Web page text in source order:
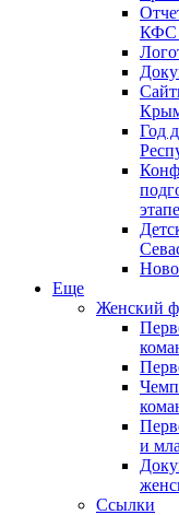
КФС
Год
Еще
Женский
и
Ссылки